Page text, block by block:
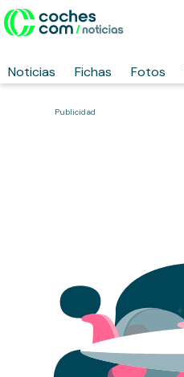
Noticias Fichas Fotos
Publicidad